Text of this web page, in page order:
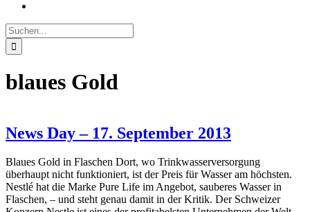
Suche
nach:
blaues Gold
News Day – 17. September 2013
Blaues Gold in Flaschen Dort, wo Trinkwasserversorgung
überhaupt nicht funktioniert, ist der Preis für Wasser am höchsten.
Nestlé hat die Marke Pure Life im Angebot, sauberes Wasser in
Flaschen, – und steht genau damit in der Kritik. Der Schweizer